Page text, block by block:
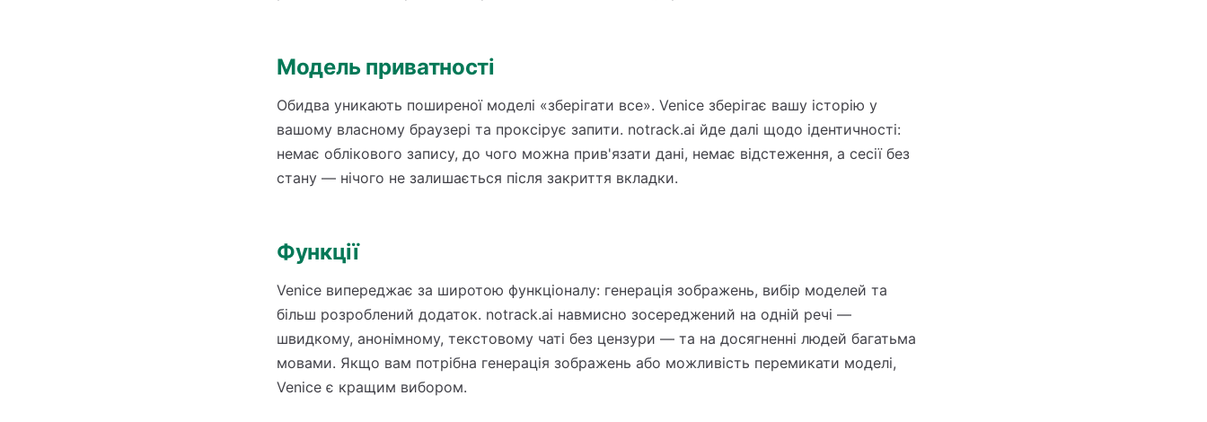
Модель приватності
Обидва уникають поширеної моделі «зберігати все». Venice зберігає вашу історію у
вашому власному браузері та проксірує запити. notrack.ai йде далі щодо ідентичності:
немає облікового запису, до чого можна прив'язати дані, немає відстеження, а сесії без
стану — нічого не залишається після закриття вкладки.
Функції
Venice випереджає за широтою функціоналу: генерація зображень, вибір моделей та
більш розроблений додаток. notrack.ai навмисно зосереджений на одній речі —
швидкому, анонімному, текстовому чаті без цензури — та на досягненні людей багатьма
мовами. Якщо вам потрібна генерація зображень або можливість перемикати моделі,
Venice є кращим вибором.